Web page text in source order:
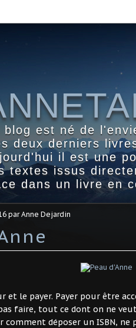
blog est né de
deux derniers
il est une
textes issus
dans un livre en
par Anne Dejardin
et le payer. Payer pour être
faire, tout ce dont on ne
comment déposer un ISBN, ne